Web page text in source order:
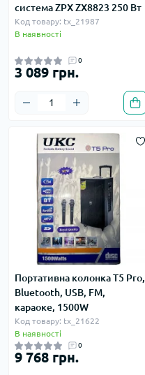
система ZPX ZX8823 250 Вт
Код товару: tx_21987
В наявності
0
3 089 грн.
Портативна колонка T5 Pro,
Bluetooth, USB, FM,
караоке, 1500W
Код товару: tx_21622
В наявності
0
9 768 грн.